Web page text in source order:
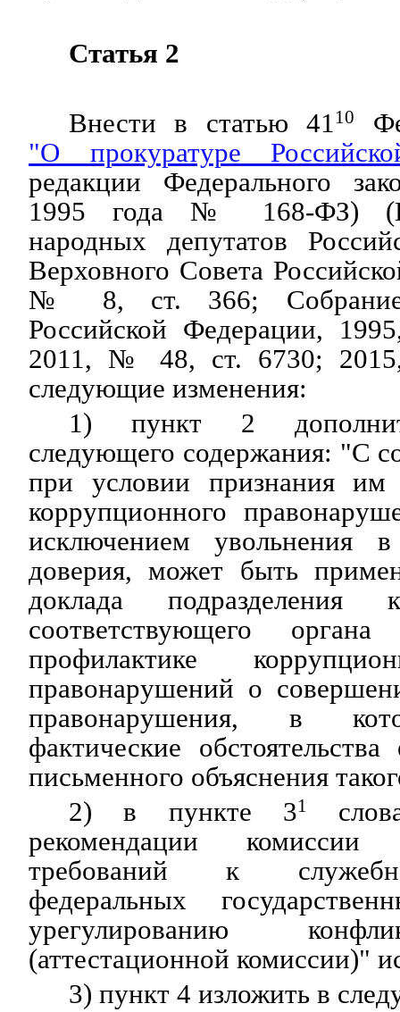
Статья 2
Внести в статью 4110
"О прокуратуре
редакции Федерального
1995 года № 168-ФЗ)
народных депутатов
Верховного Совета
№ 8, ст. 366; Собрание
Российской Федерации,
2011, № 48, ст. 6730;
следующие изменения:
1) пункт 2
следующего содержания: "С
при условии признания им
коррупционного
исключением увольнения
доверия, может быть
доклада подразделения
соответствующего
профилактике
правонарушений о
правонарушения, в
фактические
письменного объяснения
2) в пункте 31
рекомендации
требований к
федеральных
урегулированию
(аттестационной комиссии)"
3) пункт 4 изложить в